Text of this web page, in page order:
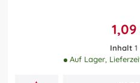
Inhalt
Auf Lager,